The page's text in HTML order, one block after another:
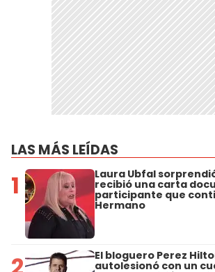
LAS MÁS LEÍDAS
1 Laura Ubfal
recibió una carta
participante que
Hermano
El bloguero Perez
autolesionó con un